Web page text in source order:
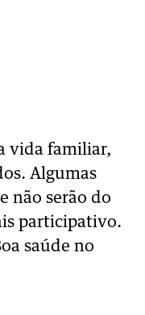
vida familiar,
Algumas
não serão do
participativo.
saúde no